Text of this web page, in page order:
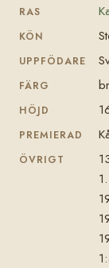
RAS
KÖN
UPPFÖDARE
FÄRG
HÖJD
PREMIERAD
ÖVRIGT